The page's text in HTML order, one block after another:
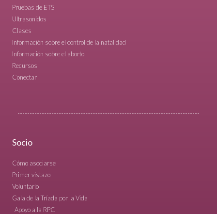
Pruebas de ETS
Ultrasonidos
Clases
Información sobre el control de la natalidad
Información sobre el aborto
Recursos
Conectar
Socio
Cómo asociarse
Primer vistazo
Voluntario
Gala de la Tríada por la Vida
Apoyo a la RPC